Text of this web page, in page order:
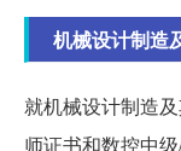
机械设计制造
就机械设计制造
师证书和数控中